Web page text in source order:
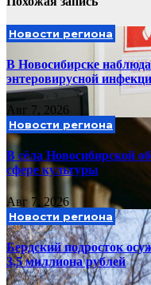
Новости региона
В Новосибирске
энтеровирусной
Авг 7, 2026
Новости региона
В сёла Новосибирской
сфере культуры
Авг 7, 2026
Новости региона
Бердский подросток
3,5 миллиона рублей